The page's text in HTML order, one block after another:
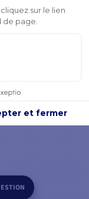
classique.
qualité